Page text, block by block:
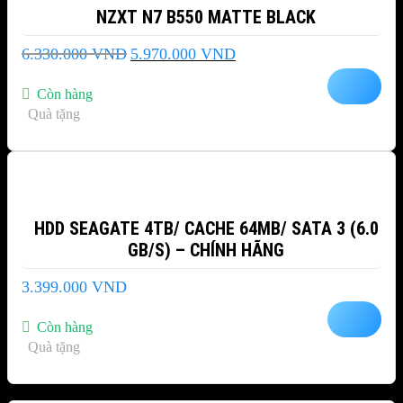
NZXT N7 B550 MATTE BLACK
6.330.000VND Giá
5.970.000 VNDGiá
Còn hàng
Quà tặng
HDD SEAGATE 4TB/ CACHE 64MB/ SATA 3 (6.0
GB/S) – CHÍNH HÃNG
3.399.000 VND
Còn hàng
Quà tặng